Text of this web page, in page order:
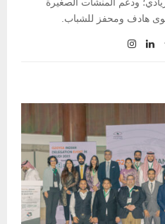
ودعم المنشآت الصغيرة
هادف ومحفز للشباب.